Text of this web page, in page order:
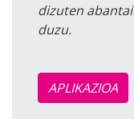
dizuten
duzu.
APLIKAZIOA